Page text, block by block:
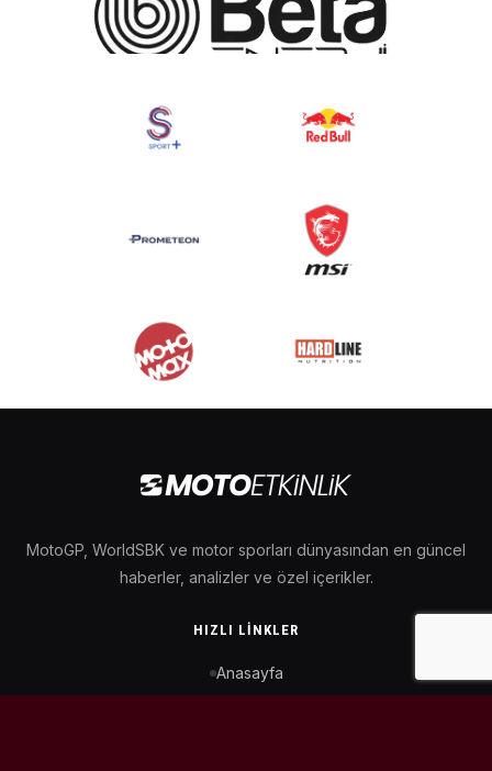
MotoGP, WorldSBK ve motor sporları dünyasından en güncel
haberler, analizler ve özel içerikler.
HIZLI LINKLER
Anasayfa